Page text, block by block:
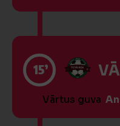
15’
Vārtus guva